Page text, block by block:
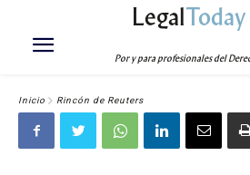
LegalToday
Por y para profesionales del
Inicio Rincón de Reuters